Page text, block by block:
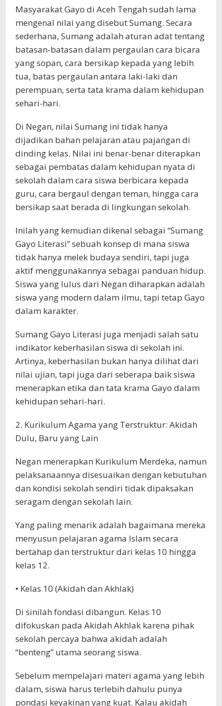
Masyarakat Gayo di Aceh Tengah sudah lama
mengenal nilai yang disebut Sumang. Secara
sederhana, Sumang adalah aturan adat tentang
batasan-batasan dalam pergaulan cara bicara
yang sopan, cara bersikap kepada yang lebih
tua, batas pergaulan antara laki-laki dan
perempuan, serta tata krama dalam kehidupan
sehari-hari.
Di Negan, nilai Sumang ini tidak hanya
dijadikan bahan pelajaran atau pajangan di
dinding kelas. Nilai ini benar-benar diterapkan
sebagai pembatas dalam kehidupan nyata di
sekolah dalam cara siswa berbicara kepada
guru, cara bergaul dengan teman, hingga cara
bersikap saat berada di lingkungan sekolah.
Inilah yang kemudian dikenal sebagai “Sumang
Gayo Literasi” sebuah konsep di mana siswa
tidak hanya melek budaya sendiri, tapi juga
aktif menggunakannya sebagai panduan hidup.
Siswa yang lulus dari Negan diharapkan adalah
siswa yang modern dalam ilmu, tapi tetap Gayo
dalam karakter.
Sumang Gayo Literasi juga menjadi salah satu
indikator keberhasilan siswa di sekolah ini.
Artinya, keberhasilan bukan hanya dilihat dari
nilai ujian, tapi juga dari seberapa baik siswa
menerapkan etika dan tata krama Gayo dalam
kehidupan sehari-hari.
2. Kurikulum Agama yang Terstruktur: Akidah
Dulu, Baru yang Lain
Negan menerapkan Kurikulum Merdeka, namun
pelaksanaannya disesuaikan dengan kebutuhan
dan kondisi sekolah sendiri tidak dipaksakan
seragam dengan sekolah lain.
Yang paling menarik adalah bagaimana mereka
menyusun pelajaran agama Islam secara
bertahap dan terstruktur dari kelas 10 hingga
kelas 12.
• Kelas 10 (Akidah dan Akhlak)
Di sinilah fondasi dibangun. Kelas 10
difokuskan pada Akidah Akhlak karena pihak
sekolah percaya bahwa akidah adalah
“benteng” utama seorang siswa.
Sebelum mempelajari materi agama yang lebih
dalam, siswa harus terlebih dahulu punya
pondasi keyakinan yang kuat. Kalau akidah